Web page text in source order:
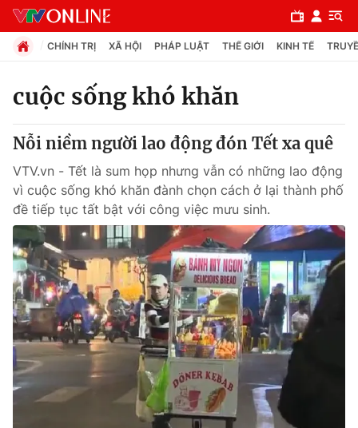
Chuyên mục
Xã hội
Pháp luật
Y tế
Thế giới
Tin tức
Thế giới đó đây
Kinh tế
CHÍNH TRỊ XÃ HỘI PHÁP LUẬT THẾ GIỚI KINH TẾ
cuộc sống khó khăn
Nỗi niềm người lao động đón Tết xa quê
VTV.vn - Tết là sum họp nhưng vẫn có những lao động
vì cuộc sống khó khăn đành chọn cách ở lại thành phố
đề tiếp tục tất bật với công việc mưu sinh.